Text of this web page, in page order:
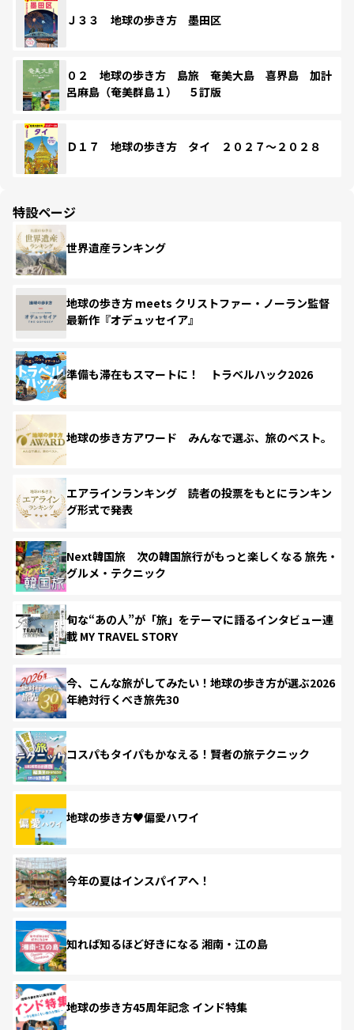
Ｊ３３ 地球の歩き方 墨田区
０２ 地球の歩き方 島旅 奄美大島 喜界島 加計
呂麻島（奄美群島１） ５訂版
Ｄ１７ 地球の歩き方 タイ ２０２７～２０２８
特設ページ
世界遺産ランキング
地球の歩き方 meets クリストファー・ノーラン監督
最新作『オデュッセイア』
準備も滞在もスマートに！ トラベルハック2026
地球の歩き方アワード みんなで選ぶ、旅のベスト。
エアラインランキング 読者の投票をもとにランキン
グ形式で発表
Next韓国旅 次の韓国旅行がもっと楽しくなる 旅先・
グルメ・テクニック
旬な“あの人”が「旅」をテーマに語るインタビュー連
載 MY TRAVEL STORY
今、こんな旅がしてみたい！地球の歩き方が選ぶ2026
年絶対行くべき旅先30
コスパもタイパもかなえる！賢者の旅テクニック
地球の歩き方♥偏愛ハワイ
今年の夏はインスパイアへ！
知れば知るほど好きになる 湘南・江の島
地球の歩き方45周年記念 インド特集